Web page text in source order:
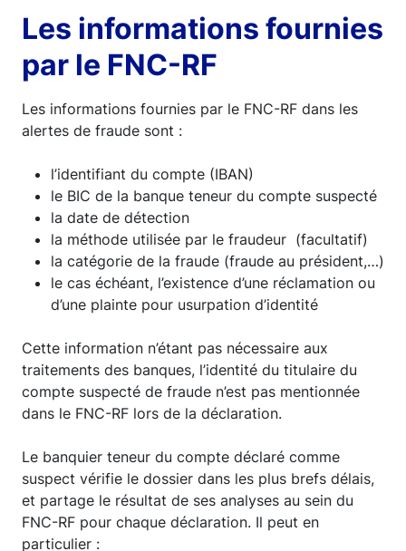
Les informations fournies
par le FNC-RF
Les informations fournies par le FNC-RF dans les
alertes de fraude sont :
l’identifiant du compte (IBAN)
le BIC de la banque teneur du compte suspecté
la date de détection
la méthode utilisée par le fraudeur (facultatif)
la catégorie de la fraude (fraude au président,…)
le cas échéant, l’existence d’une réclamation ou
d’une plainte pour usurpation d’identité
Cette information n’étant pas nécessaire aux
traitements des banques, l’identité du titulaire du
compte suspecté de fraude n’est pas mentionnée
dans le FNC-RF lors de la déclaration.
Le banquier teneur du compte déclaré comme
suspect vérifie le dossier dans les plus brefs délais,
et partage le résultat de ses analyses au sein du
FNC-RF pour chaque déclaration. Il peut en
particulier :